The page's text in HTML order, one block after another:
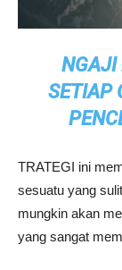
NGAJI
SETIAP
TRATEGI ini
sesuatu yang
mungkin akan
yang sangat